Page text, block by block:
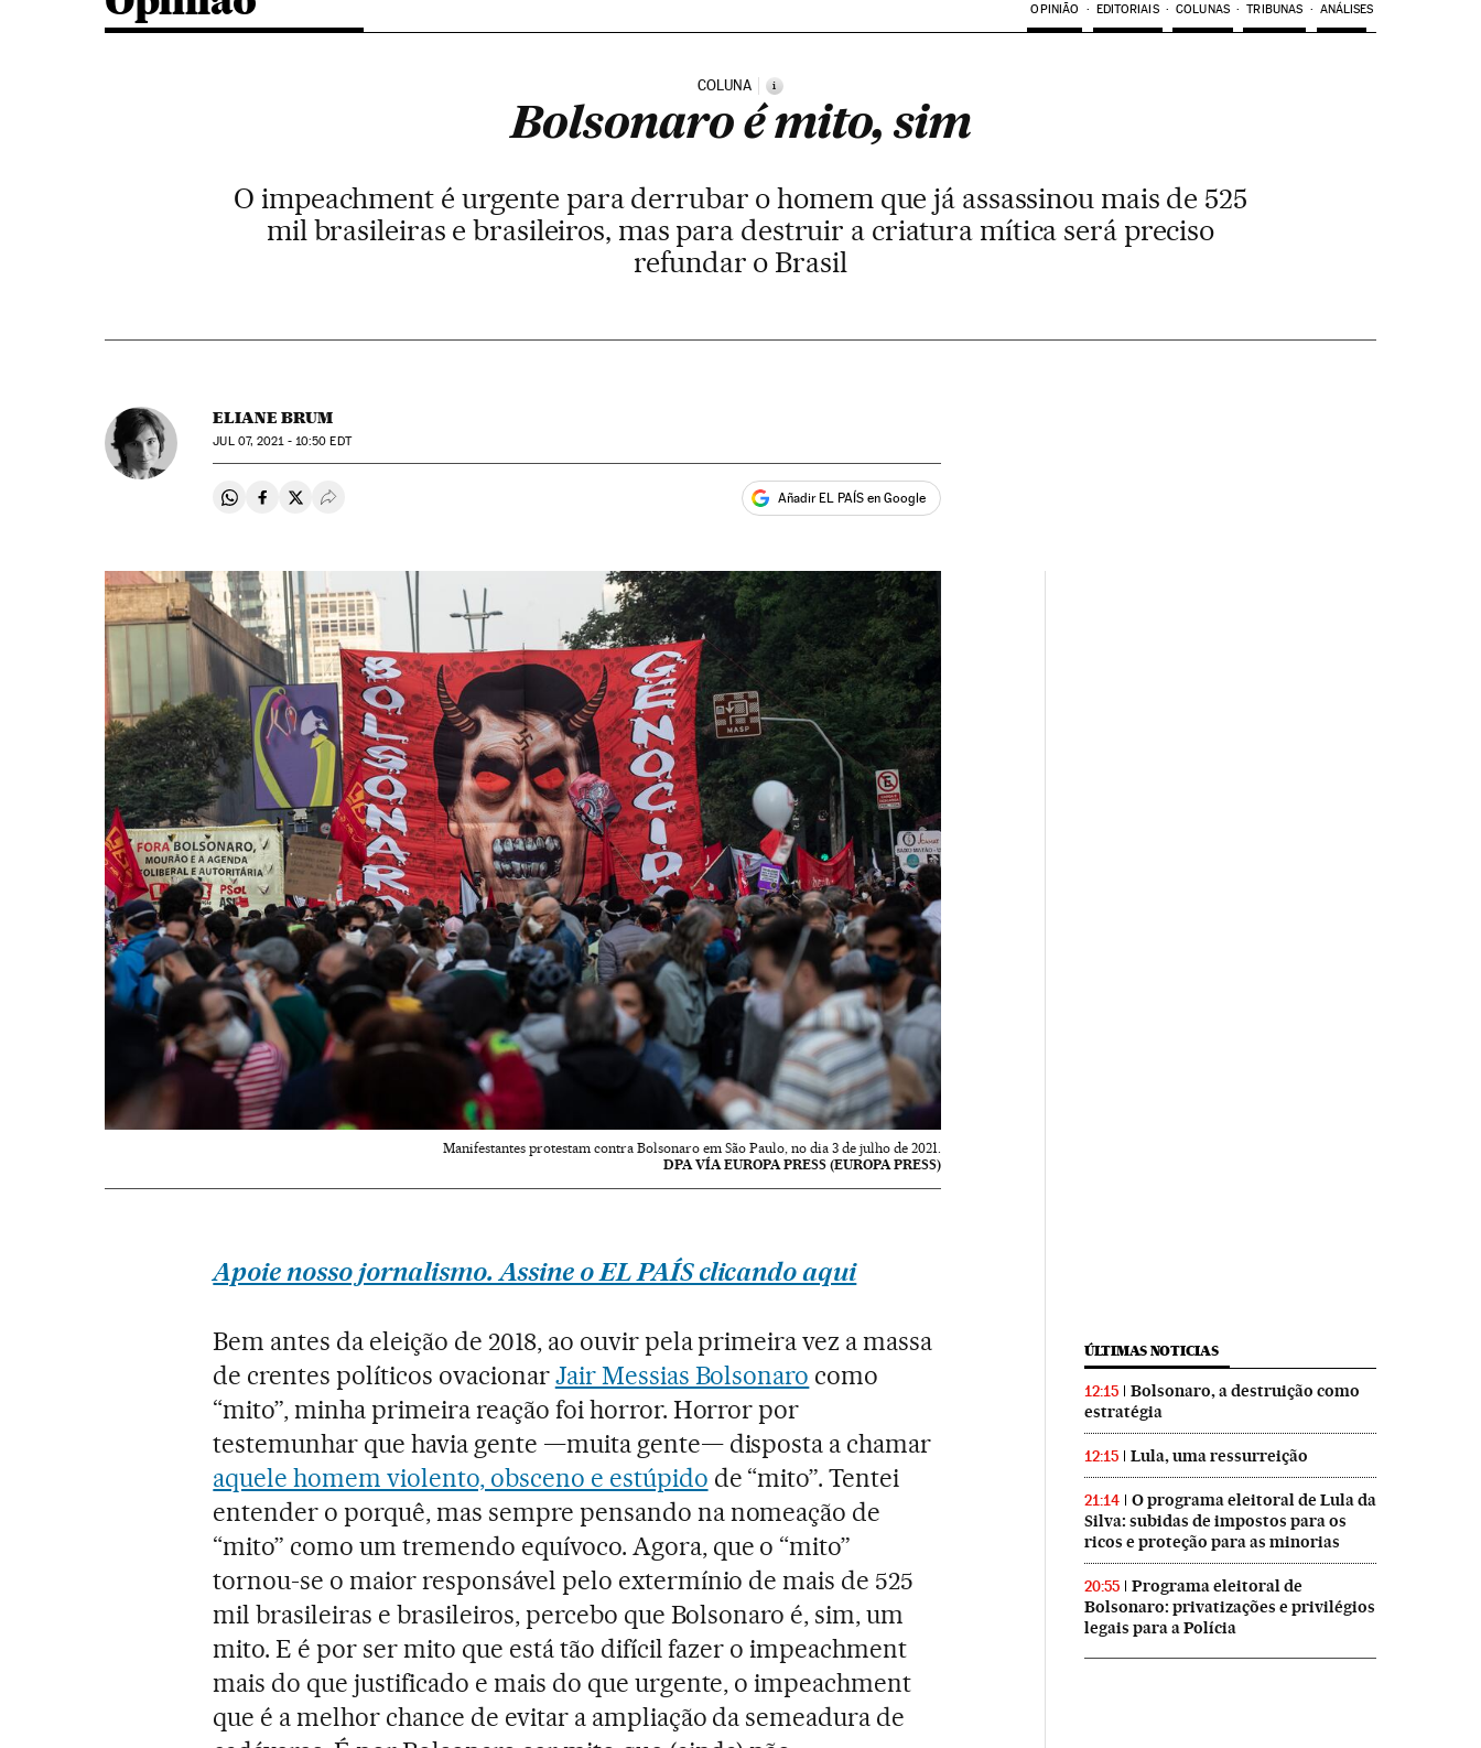
OPINIÃO EDITORIAIS COLUNAS TRIBUNAS ANÁLISES
COLUNA i
Bolsonaro é mito, sim
O impeachment é urgente para derrubar o homem que já assassinou mais de 525
mil brasileiras e brasileiros, mas para destruir a criatura mítica será preciso
refundar o Brasil
ELIANE BRUM
JUL07, 2021 - 10:50 EDT
Compartir en Whatsapp
Compartir en Facebook
Compartir en Twitter
Desplegar Redes Sociales Añadir EL PAÍS en Google
Manifestantes protestam contra Bolsonaro em São Paulo, no dia 3 de julho de 2021.
DPA VÍA EUROPA PRESS (EUROPA PRESS)
Apoie nosso jornalismo. Assine o EL PAÍS clicando aqui
Bem antes da eleição de 2018, ao ouvir pela primeira vez a massa
de crentes políticos ovacionarJair Messias Bolsonaro como
“mito”, minha primeira reação foi horror. Horror por
testemunhar que havia gente —muita gente— disposta a chamar
aquele homem violento, obsceno e estúpido de “mito”. Tentei
entender o porquê, mas sempre pensando na nomeação de
“mito” como um tremendo equívoco. Agora, que o “mito”
tornou-se o maior responsável pelo extermínio de mais de 525
mil brasileiras e brasileiros, percebo que Bolsonaro é, sim, um
mito. E é por ser mito que está tão difícil fazer o impeachment
mais do que justificado e mais do que urgente, o impeachment
que é a melhor chance de evitar a ampliação da semeadura de
ÚLTIMAS NOTICIAS
12:15
Bolsonaro, a destruição como
estratégia
12:15 Lula, uma ressurreição
21:14
O programa eleitoral de Lula da
Silva: subidas de impostos para os
ricos e proteção para as minorias
20:55
Programa eleitoral de
Bolsonaro: privatizações e privilégios
legais para a Polícia